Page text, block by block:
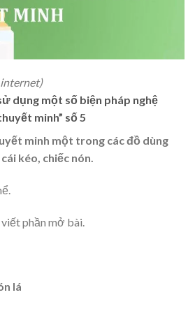
dụng một số biện pháp nghệ
minh” số 5
minh một trong các đồ dùng
kéo, chiếc nón.
phần mở bài.
lá